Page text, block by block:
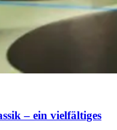
– ein vielfältiges